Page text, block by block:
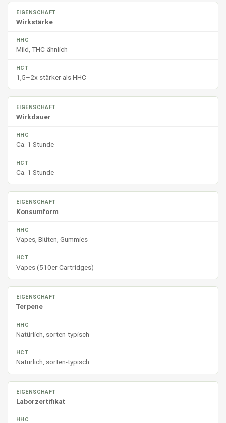
Wirkstärke
Mild, THC-ähnlich
1,5–2x stärker als HHC
Wirkdauer
Ca. 1 Stunde
Ca. 1 Stunde
Konsumform
Vapes, Blüten, Gummies
Vapes (510er Cartridges)
Terpene
Natürlich, sorten-typisch
Natürlich, sorten-typisch
Laborzertifikat